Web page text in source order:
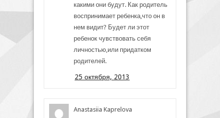
какими они будут. Как родитель
воспринимает ребенка,что он в
нем видит? Будет ли этот
ребенок чувствовать себя
личностью,или придатком
родителей.
25 октября, 2013
Anastasiia Kaprelova